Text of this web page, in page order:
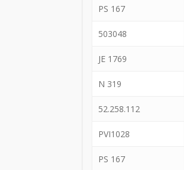
PS 167
503048
JE 1769
N 319
52.258.112
PVI1028
PS 167